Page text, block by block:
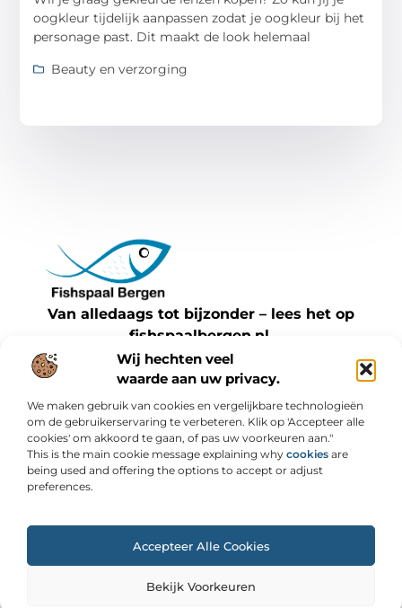
Wij hechten veel
waarde aan uw privacy.
We maken gebruik van cookies en vergelijkbare technologieën
om de gebruikerservaring te verbeteren. Klik op 'Accepteer alle
cookies' om akkoord te gaan, of pas uw voorkeuren aan."
This is the main cookie message explaining why cookies are
being used and offering the options to accept or adjust
preferences.
Accepteer Alle Cookies
Bekijk Voorkeuren
oogkleur tijdelijk aanpassen zodat je oogkleur bij het
personage past. Dit maakt de look helemaal
Beauty en verzorging
Van alledaags tot bijzonder – lees het op
fishspaalbergen.nl.
Ontdek inspirerende blogs en artikelen over
alles wat het dagelijks leven te bieden heeft.
Bericht categorie
Onze informatie
@2025 www.fishspaalbergen.nl. All Right Reserved.